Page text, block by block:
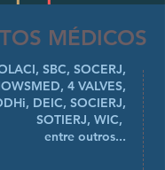
MÉDICOS
SBC, SOCERJ,
4 VALVES,
DEIC, SOCIERJ,
SOTIERJ, WIC,
entre outros...